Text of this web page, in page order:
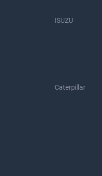
ISUZU
Caterpillar